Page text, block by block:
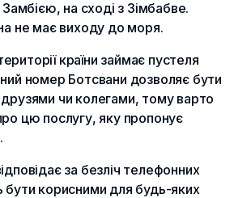
Замбією, на сході з Зімбабве.
не має виходу до моря.
країни займає пустеля
номер Ботсвани дозволяє бути
чи колегами, тому варто
цю послугу, яку пропонує
за безліч телефонних
бути корисними для будь-яких